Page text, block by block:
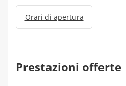
Orari di apertura
Prestazioni offerte